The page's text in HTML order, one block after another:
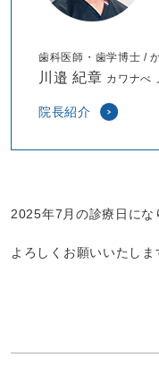
歯科医師・歯学博士 /
川邉 紀章 カワナべ
院長紹介
2025年7月の診療日にな
よろしくお願いいたしま